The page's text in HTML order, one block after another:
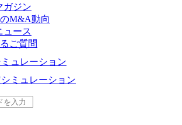
ガジン
M&A動向
ース
ご質問